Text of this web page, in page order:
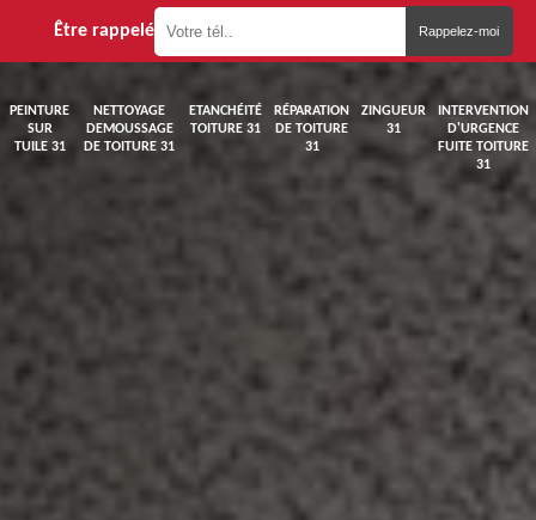
Être rappelé
PEINTURE
SUR
TUILE 31
NETTOYAGE
DEMOUSSAGE
DE TOITURE 31
ETANCHÉITÉ
TOITURE 31
RÉPARATION
DE TOITURE
31
ZINGUEUR
31
INTERVENTION
D'URGENCE
FUITE TOITURE
31